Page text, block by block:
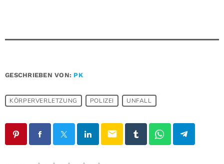
GESCHRIEBEN VON: PK
KÖRPERVERLETZUNG POLIZEI UNFALL
email